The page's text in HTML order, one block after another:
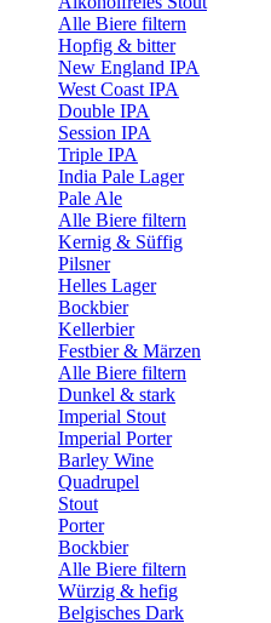
Alle Biere filtern
Hopfig & bitter
New England IPA
West Coast IPA
Double IPA
Session IPA
Triple IPA
India Pale Lager
Pale Ale
Alle Biere filtern
Kernig & Süffig
Pilsner
Helles Lager
Bockbier
Kellerbier
Festbier & Märzen
Alle Biere filtern
Dunkel & stark
Imperial Stout
Imperial Porter
Barley Wine
Quadrupel
Stout
Porter
Bockbier
Alle Biere filtern
Würzig & hefig
Belgisches Dark